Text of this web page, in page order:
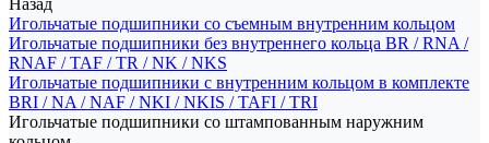
Назад
Игольчатые подшипники со съемным внутренним кольцом
Игольчатые подшипники без внутреннего кольца BR / RNA /
RNAF / TAF / TR / NK / NKS
Игольчатые подшипники с внутренним кольцом в комплекте
BRI / NA / NAF / NKI / NKIS / TAFI / TRI
Игольчатые подшипники со штампованным наружним